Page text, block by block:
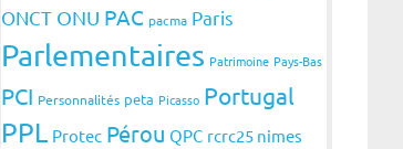
ONCT ONU PAC pacma Paris
Parlementaires Patrimoine Pays-Bas
PCI Personnalités peta Picasso Portugal
PPL Protec Pérou QPC rcrc25 nimes